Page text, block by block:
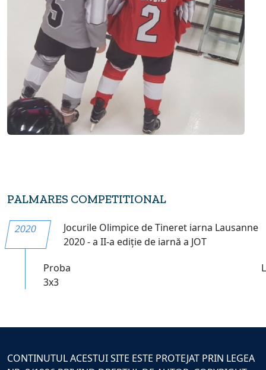
PALMARES COMPETITIONAL
2020
Jocurile Olimpice de Tineret iarna Lausanne
2020 - a II-a ediție de iarnă a JOT
Proba
3x3
CONTINUTUL ACESTUI SITE ESTE PROTEJAT PRIN LEGEA